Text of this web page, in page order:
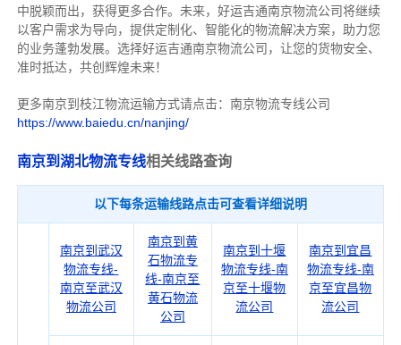
中脱颖而出，获得更多合作。 未来，好运吉通南京物流公司将继续
以客户需求为导向，提供定制化、智能化的物流解决方案，助力您
的业务蓬勃发展。选择好运吉通南京物流公司，让您的货物安全、
准时抵达，共创辉煌未来！
更多南京到枝江物流运输方式请点击：南京物流专线公司
https://www.baiedu.cn/nanjing/
南京到湖北物流专线相关线路查询
以下每条运输线路点击可查看详细说明
南京到武汉
物流专线-
南京至武汉
物流公司
南京到黄
石物流专
线-南京至
黄石物流
公司
南京到十堰
物流专线-南
京至十堰物
流公司
南京到宜昌
物流专线-南
京至宜昌物
流公司